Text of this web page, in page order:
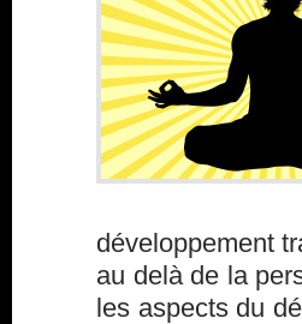
développement
au delà de la
les aspects du